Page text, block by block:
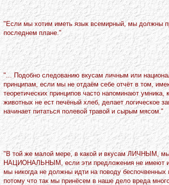
"Если мы хотим иметь язык всемирный, мы должны
последнем плане."
"... Подобно следованию вкусам личным или
принципам, если мы не отдаём себе отчёт в том,
теоретических принципов часто напоминают
животных не ест печёный хлеб, делает логическое
начинает питаться полевой травой и сырым мясом."
"В той же малой мере, в какой и вкусам ЛИЧHЫМ,
HАЦИОHАЛЬHЫМ, если эти предложения не имеют
мы никогда не должны идти на поводу
потому что так мы принёсем в наше дело вреда